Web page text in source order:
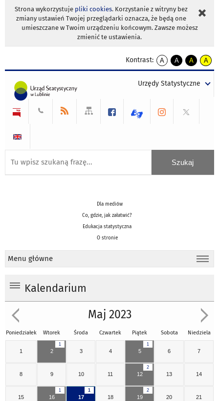
Strona wykorzystuje pliki cookies. Korzystanie z witryny bez
zmiany ustawień Twojej przeglądarki oznacza, że będą one
umieszczane w Twoim urządzeniu końcowym. Zawsze możesz
zmienić te ustawienia.
Kontrast:
A
kontrast
A
kontrast
tekst
czarnym
A
kontrast
tekst
czarnym
A
tekst
żółtym
Urzędy Statystyczne
Dla mediów
Co, gdzie, jak załatwić?
Edukacja statystyczna
O stronie
Menu główne
Kalendarium
Maj 2023
Poniedziałek Wtorek Środa Czwartek Piątek Sobota Niedziela
1
1
2 3 4
1
5 6 7
8 9 10 11
2
12 13 14
15
1
16
1
17 18
2
19 20 21